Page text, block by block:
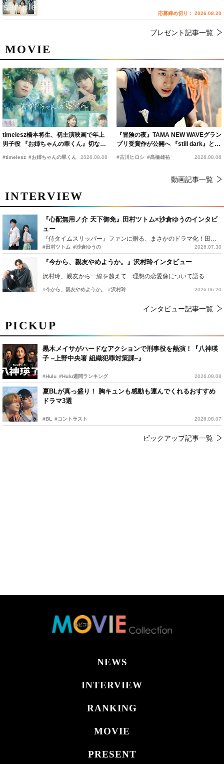
PICKUP
黒木メイサがハードなアクションで刑事役を熱演！『八神瑛
子 –上野中央署 組織犯罪対策課–』
#Hulu #Hulu週間ランキング 2026.08.08
夏BLが真っ盛り！ 胸キュンも感動も運んでくれるおすすめ
ドラマ3選
#BL #コントラスト 2026.08.07
ピックアップ記事一覧
MOVIE
timelesz橋本将生、初主演映画で年上
男子役 『お姉ちゃんの翠くん』切ない
恋の幕開けを予感
#timelesz #お姉ちゃんの翠くん 2026.08.08
『冒険の夜』TAMA NEW WAVEグラン
プリ受賞作が公開へ 『still dark』と同
時上映決定
#古川ヒロシ #髙橋雄祐 2026.08.06
動画記事一覧
INTERVIEW
『心配無用ノ介 天下御免』田村ツトム×沙倉ゆうのインタビ
ュー
『侍タイムスリッパー』ファンに贈る、まさかのドラマ化！田村ツトム×沙倉ゆうのが語る『心配無用ノ介』撮影秘話
#田村ツトム #沙倉ゆうの 2026.07.30
『今から、親友やめようか。』沢村玲インタビュー
沢村玲、親友から一線を越えて…理想の恋愛像について語る
#今から、親友やめようか。 #沢村玲 2026.06.20
インタビュー記事一覧
応募締め切り： 2026.08.20
プレゼント記事一覧
NEWS
INTERVIEW
RANKING
MOVIE
PRESENT